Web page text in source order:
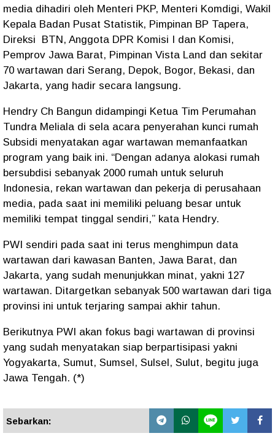
media dihadiri oleh Menteri PKP, Menteri Komdigi, Wakil
Kepala Badan Pusat Statistik, Pimpinan BP Tapera,
Direksi BTN, Anggota DPR Komisi I dan Komisi,
Pemprov Jawa Barat, Pimpinan Vista Land dan sekitar
70 wartawan dari Serang, Depok, Bogor, Bekasi, dan
Jakarta, yang hadir secara langsung.
Hendry Ch Bangun didampingi Ketua Tim Perumahan
Tundra Meliala di sela acara penyerahan kunci rumah
Subsidi menyatakan agar wartawan memanfaatkan
program yang baik ini. “Dengan adanya alokasi rumah
bersubdisi sebanyak 2000 rumah untuk seluruh
Indonesia, rekan wartawan dan pekerja di perusahaan
media, pada saat ini memiliki peluang besar untuk
memiliki tempat tinggal sendiri,” kata Hendry.
PWI sendiri pada saat ini terus menghimpun data
wartawan dari kawasan Banten, Jawa Barat, dan
Jakarta, yang sudah menunjukkan minat, yakni 127
wartawan. Ditargetkan sebanyak 500 wartawan dari tiga
provinsi ini untuk terjaring sampai akhir tahun.
Berikutnya PWI akan fokus bagi wartawan di provinsi
yang sudah menyatakan siap berpartisipasi yakni
Yogyakarta, Sumut, Sumsel, Sulsel, Sulut, begitu juga
Jawa Tengah. (*)
Sebarkan: